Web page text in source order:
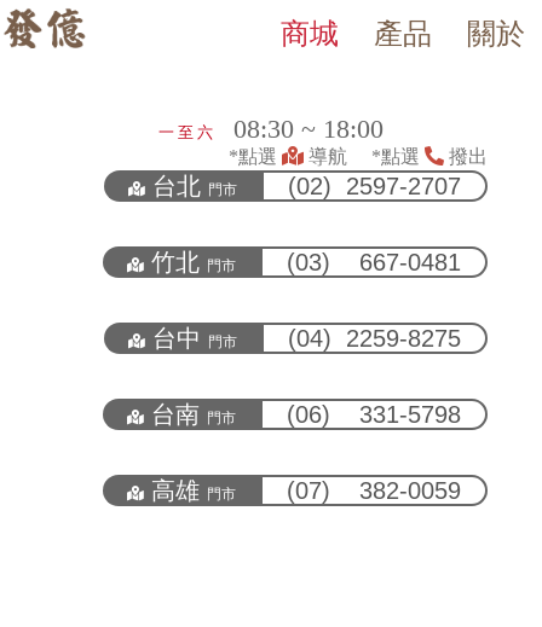
發億金庫｜台灣 40 年保險箱關於
產品
商城
一 至 六 08:30 ~ 18:00
*點選 導航 *點選 撥出
台北 門市 (02) 2597-2707
竹北 門市 (03) 667-0481
台中 門市 (04) 2259-8275
台南 門市 (06) 331-5798
高雄 門市 (07) 382-0059